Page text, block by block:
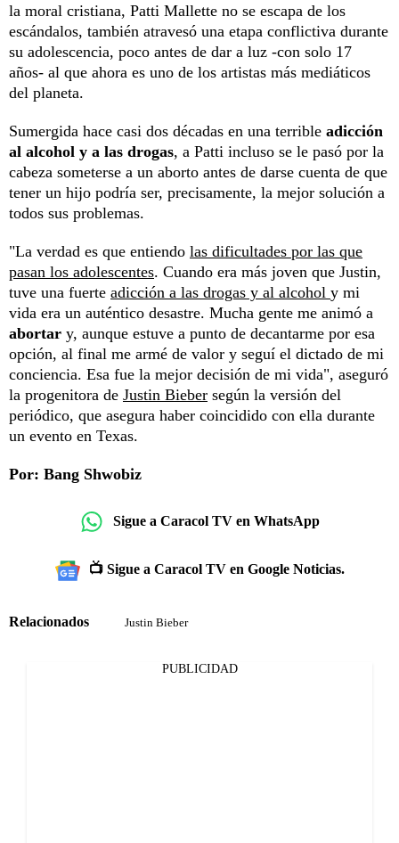
la moral cristiana, Patti Mallette no se escapa de los
escándalos, también atravesó una etapa conflictiva durante
su adolescencia, poco antes de dar a luz -con solo 17
años- al que ahora es uno de los artistas más mediáticos
del planeta.
Sumergida hace casi dos décadas en una terrible adicción
al alcohol y a las drogas, a Patti incluso se le pasó por la
cabeza someterse a un aborto antes de darse cuenta de que
tener un hijo podría ser, precisamente, la mejor solución a
todos sus problemas.
"La verdad es que entiendo las dificultades por las que
pasan los adolescentes. Cuando era más joven que Justin,
tuve una fuerte adicción a las drogas y al alcohol y mi
vida era un auténtico desastre. Mucha gente me animó a
abortar y, aunque estuve a punto de decantarme por esa
opción, al final me armé de valor y seguí el dictado de mi
conciencia. Esa fue la mejor decisión de mi vida", aseguró
la progenitora de Justin Bieber según la versión del
periódico, que asegura haber coincidido con ella durante
un evento en Texas.
Por: Bang Shwobiz
Sigue a Caracol TV en WhatsApp
📺 Sigue a Caracol TV en Google Noticias.
Relacionados Justin Bieber
PUBLICIDAD